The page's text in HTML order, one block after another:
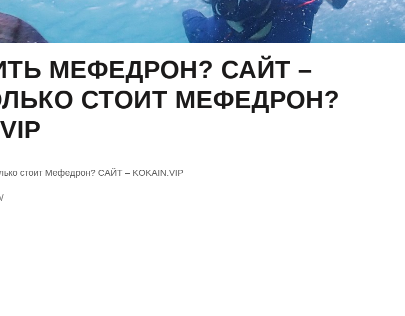
МЕФЕДРОН? САЙТ –
СТОИТ МЕФЕДРОН?
стоит Мефедрон? САЙТ – KOKAIN.VIP